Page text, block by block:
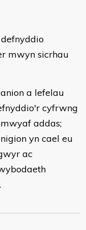
mwyn sicrhau
a lefelau
cyfrwng
addas;
yn cael eu
ac